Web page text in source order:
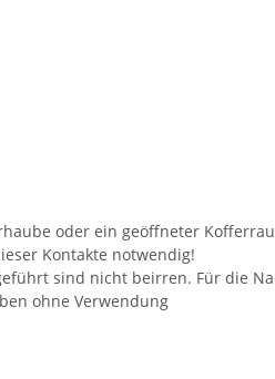
oder ein geöffneter
Kontakte notwendig!
sind nicht beirren. Für die
ohne Verwendung